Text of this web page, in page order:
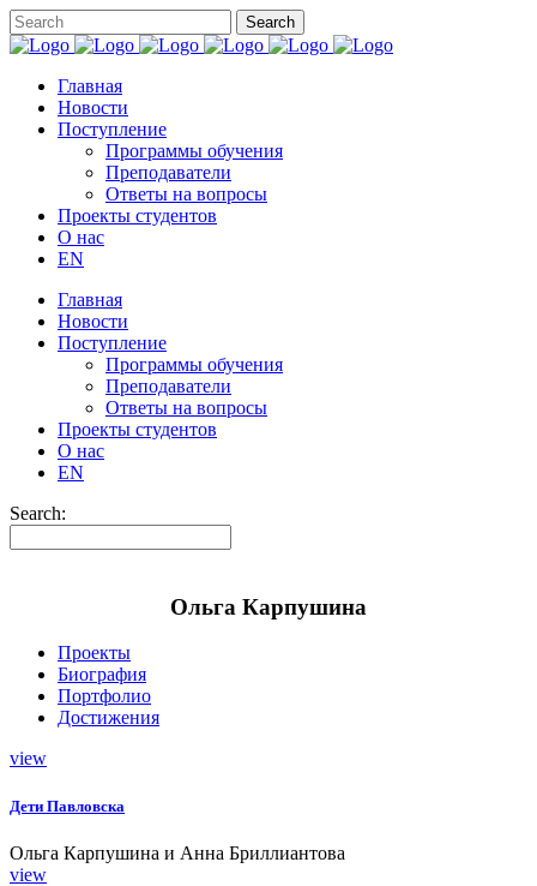
Главная
Новости
Поступление
Программы обучения
Преподаватели
Ответы на вопросы
Проекты студентов
О нас
EN
Главная
Новости
Поступление
Программы обучения
Преподаватели
Ответы на вопросы
Проекты студентов
О нас
EN
Search:
Ольга Карпушина
Проекты
Биография
Портфолио
Достижения
view
Дети Павловска
Ольга Карпушина и Анна Бриллиантова
view